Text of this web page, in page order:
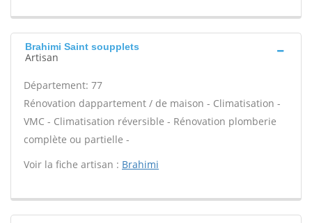
Brahimi Saint soupplets
Artisan
Département: 77
Rénovation dappartement / de maison - Climatisation -
VMC - Climatisation réversible - Rénovation plomberie
complète ou partielle -
Voir la fiche artisan : Brahimi